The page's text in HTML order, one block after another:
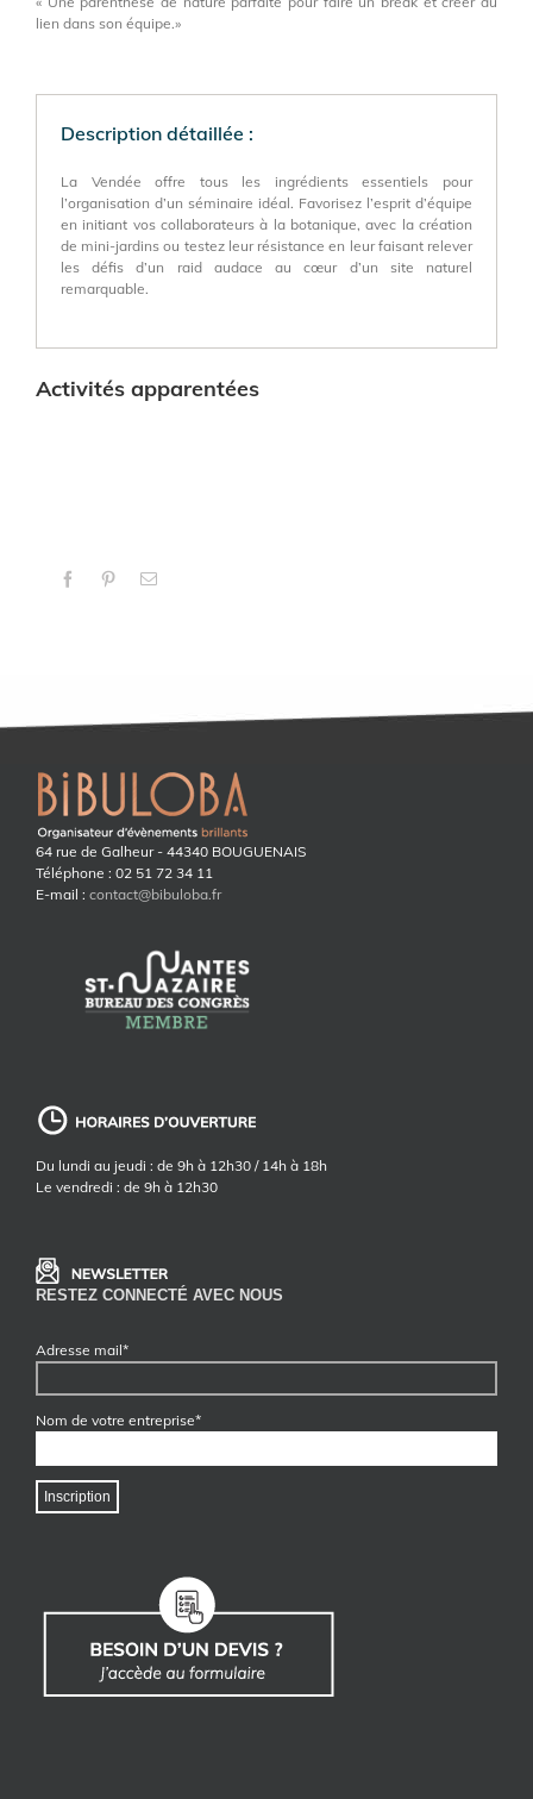
lien dans son équipe.»
Description détaillée :
La Vendée offre tous les ingrédients essentiels pour
l’organisation d’un séminaire idéal. Favorisez l’esprit d’équipe
en initiant vos collaborateurs à la botanique, avec la création
de mini-jardins ou testez leur résistance en leur faisant relever
les défis d’un raid audace au cœur d’un site naturel
remarquable.
Activités apparentées
FacebookPinterestEmail
64 rue de Galheur - 44340 BOUGUENAIS
Téléphone : 02 51 72 34 11
E-mail : contact@bibuloba.fr
Du lundi au jeudi : de 9h à 12h30 / 14h à 18h
Le vendredi : de 9h à 12h30
RESTEZ CONNECTÉ AVEC NOUS
Adresse mail*
Nom de votre entreprise*